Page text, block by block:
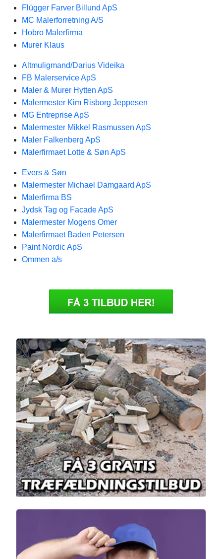
Flügger Farver Billund ApS
MC Malerforretning A/S
Hobro Malerfirma
Murer Klaus
Altmuligmand/Darius Videika
FB Malerservice ApS
Maler & Murer Hytten ApS
Malermester Kim Risborg Jeppesen
MG Entreprise ApS
Malermester Mikkel Rasmussen ApS
Maler Falkenberg ApS
Malerfirmaet Lotte & Søn ApS
Evers & Søn
Malermester Michael Damgaard ApS
Malerfirma BS
Jydsk Tag og Facade ApS
Malermester Mogens Omer
Malerfirmaet Baden Petersen
Paint Nordic ApS
Ommen a/s